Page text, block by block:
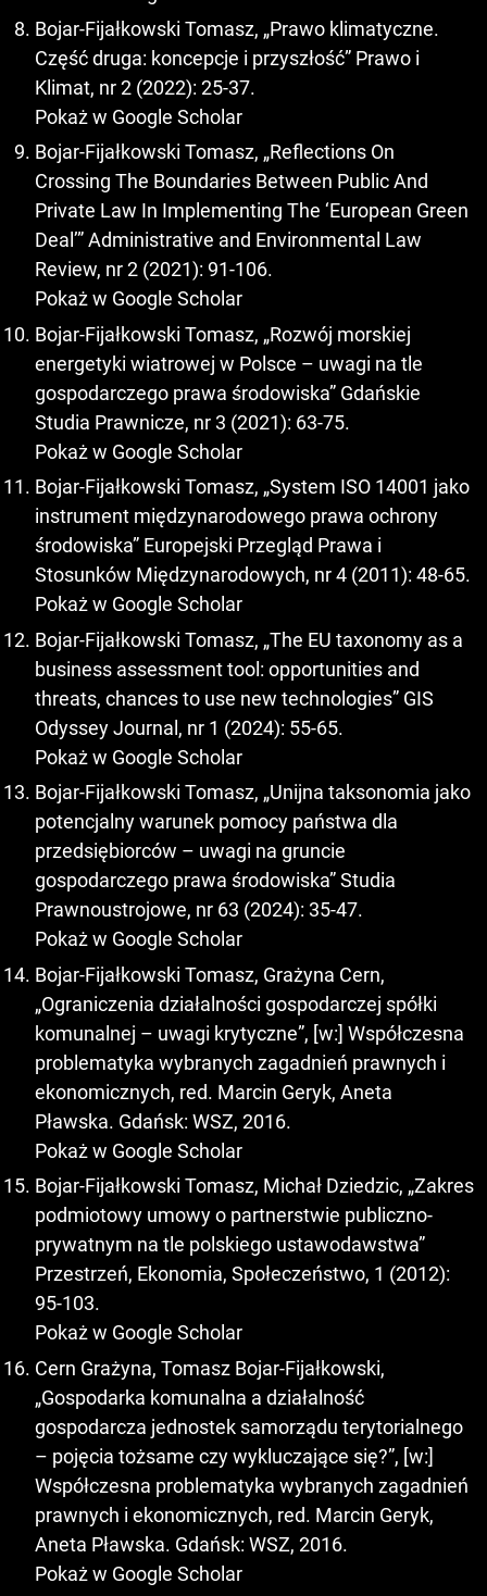
Bojar-Fijałkowski Tomasz, „Prawo klimatyczne.
Część druga: koncepcje i przyszłość” Prawo i
Klimat, nr 2 (2022): 25-37.
Pokaż w Google Scholar
Bojar-Fijałkowski Tomasz, „Reflections On
Crossing The Boundaries Between Public And
Private Law In Implementing The ‘European Green
Deal’” Administrative and Environmental Law
Review, nr 2 (2021): 91-106.
Pokaż w Google Scholar
Bojar-Fijałkowski Tomasz, „Rozwój morskiej
energetyki wiatrowej w Polsce – uwagi na tle
gospodarczego prawa środowiska” Gdańskie
Studia Prawnicze, nr 3 (2021): 63-75.
Pokaż w Google Scholar
Bojar-Fijałkowski Tomasz, „System ISO 14001 jako
instrument międzynarodowego prawa ochrony
środowiska” Europejski Przegląd Prawa i
Stosunków Międzynarodowych, nr 4 (2011): 48-65.
Pokaż w Google Scholar
Bojar-Fijałkowski Tomasz, „The EU taxonomy as a
business assessment tool: opportunities and
threats, chances to use new technologies” GIS
Odyssey Journal, nr 1 (2024): 55-65.
Pokaż w Google Scholar
Bojar-Fijałkowski Tomasz, „Unijna taksonomia jako
potencjalny warunek pomocy państwa dla
przedsiębiorców – uwagi na gruncie
gospodarczego prawa środowiska” Studia
Prawnoustrojowe, nr 63 (2024): 35-47.
Pokaż w Google Scholar
Bojar-Fijałkowski Tomasz, Grażyna Cern,
„Ograniczenia działalności gospodarczej spółki
komunalnej – uwagi krytyczne”, [w:] Współczesna
problematyka wybranych zagadnień prawnych i
ekonomicznych, red. Marcin Geryk, Aneta
Pławska. Gdańsk: WSZ, 2016.
Pokaż w Google Scholar
Bojar-Fijałkowski Tomasz, Michał Dziedzic, „Zakres
podmiotowy umowy o partnerstwie publiczno-
prywatnym na tle polskiego ustawodawstwa”
Przestrzeń, Ekonomia, Społeczeństwo, 1 (2012):
95-103.
Pokaż w Google Scholar
Cern Grażyna, Tomasz Bojar-Fijałkowski,
„Gospodarka komunalna a działalność
gospodarcza jednostek samorządu terytorialnego
– pojęcia tożsame czy wykluczające się?”, [w:]
Współczesna problematyka wybranych zagadnień
prawnych i ekonomicznych, red. Marcin Geryk,
Aneta Pławska. Gdańsk: WSZ, 2016.
Pokaż w Google Scholar